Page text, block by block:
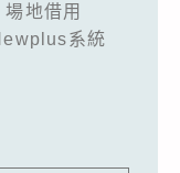
場地借用
系統